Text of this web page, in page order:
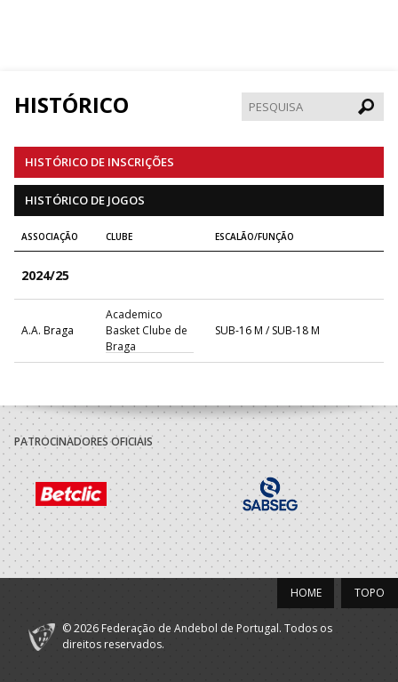
HISTÓRICO
HISTÓRICO DE INSCRIÇÕES
HISTÓRICO DE JOGOS
ASSOCIAÇÃO CLUBE ESCALÃO/FUNÇÃO
2024/25
A.A. Braga
Academico
Basket Clube de
Braga
SUB-16 M / SUB-18 M
PATROCINADORES OFICIAIS
TOPO
HOME
© 2026 Federação de Andebol de Portugal. Todos os
direitos reservados.